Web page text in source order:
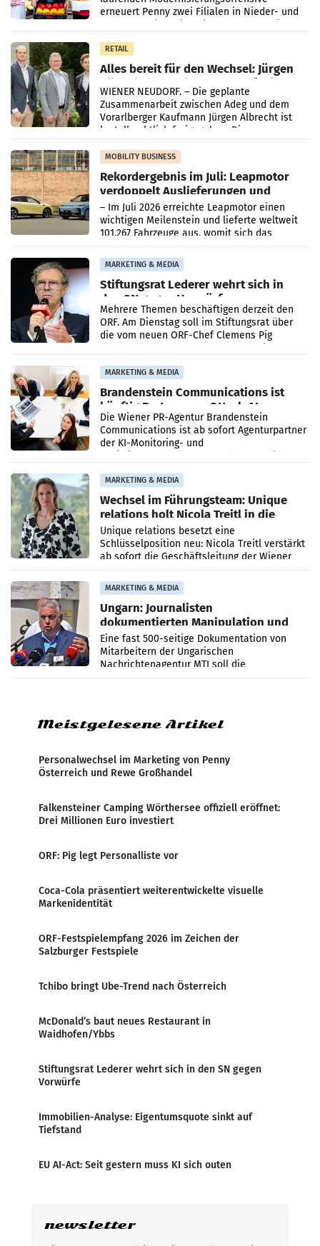
erneuert Penny zwei Filialen in Nieder- und
RETAIL
Alles bereit für den Wechsel: Jürgen
Albrecht setzt ab 1.1.2027 auf Adeg
WIENER NEUDORF. – Die geplante
Zusammenarbeit zwischen Adeg und dem
Vorarlberger Kaufmann Jürgen Albrecht ist
kartellrechtlich freigegeben: Die
Bundeswettbewerbsbehörde und der
Bundeskartellanwalt
MOBILITY BUSINESS
Rekordergebnis im Juli: Leapmotor
verdoppelt Auslieferungen und
überschreitet die 100.000er-Marke
– Im Juli 2026 erreichte Leapmotor einen
wichtigen Meilenstein und lieferte weltweit
101.267 Fahrzeuge aus, womit sich das
Ergebnis gegenüber Juli 2025 mehr als
verdoppelte (+102
MARKETING & MEDIA
Stiftungsrat Lederer wehrt sich in
den SN gegen Vorwürfe
Mehrere Themen beschäftigen derzeit den
ORF. Am Dienstag soll im Stiftungsrat über
die vom neuen ORF-Chef Clemens Pig
MARKETING & MEDIA
Brandenstein Communications ist
künftig Partner von OtterlyAI
Die Wiener PR-Agentur Brandenstein
Communications ist ab sofort Agenturpartner
der KI-Monitoring- und
MARKETING & MEDIA
Wechsel im Führungsteam: Unique
relations holt Nicola Treitl in die
Geschäftsleitung
Unique relations besetzt eine
Schlüsselposition neu: Nicola Treitl verstärkt
ab sofort die Geschäftsleitung der Wiener
PR-Agentur an der Seite von Josef Kalina und
Anna Kalina-Mahr.
MARKETING & MEDIA
Ungarn: Journalisten
dokumentierten Manipulation und
Zensur
Eine fast 500-seitige Dokumentation von
Mitarbeitern der Ungarischen
Nachrichtenagentur MTI soll die
systematische Nachrichten-Manipulation und
Meistgelesene Artikel
Personalwechsel im Marketing von Penny
Österreich und Rewe Großhandel
Falkensteiner Camping Wörthersee offiziell eröffnet:
Drei Millionen Euro investiert
ORF: Pig legt Personalliste vor
Coca-Cola präsentiert weiterentwickelte visuelle
Markenidentität
ORF-Festspielempfang 2026 im Zeichen der
Salzburger Festspiele
Tchibo bringt Ube-Trend nach Österreich
McDonald’s baut neues Restaurant in
Waidhofen/Ybbs
Stiftungsrat Lederer wehrt sich in den SN gegen
Vorwürfe
Immobilien-Analyse: Eigentumsquote sinkt auf
Tiefstand
EU AI-Act: Seit gestern muss KI sich outen
newsletter